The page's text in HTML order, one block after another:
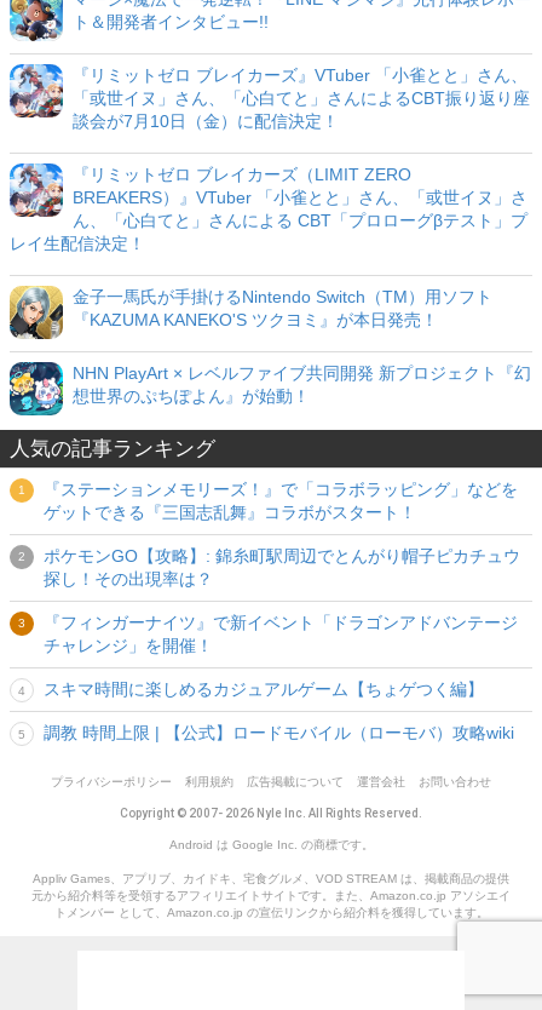
ト＆開発者インタビュー!!
『リミットゼロ ブレイカーズ』VTuber 「小雀とと」さん、
「或世イヌ」さん、「心白てと」さんによるCBT振り返り座
談会が7月10日（金）に配信決定！
『リミットゼロ ブレイカーズ（LIMIT ZERO
BREAKERS）』VTuber 「小雀とと」さん、「或世イヌ」さ
ん、「心白てと」さんによる CBT「プロローグβテスト」プ
レイ生配信決定！
金子一馬氏が手掛けるNintendo Switch（TM）用ソフト
『KAZUMA KANEKO'S ツクヨミ』が本日発売！
NHN PlayArt × レベルファイブ共同開発 新プロジェクト『幻
想世界のぷちぽよん』が始動！
人気の記事ランキング
『ステーションメモリーズ！』で「コラボラッピング」などを
ゲットできる『三国志乱舞』コラボがスタート！
ポケモンGO【攻略】: 錦糸町駅周辺でとんがり帽子ピカチュウ
探し！その出現率は？
『フィンガーナイツ』で新イベント「ドラゴンアドバンテージ
チャレンジ」を開催！
スキマ時間に楽しめるカジュアルゲーム【ちょゲつく編】
調教 時間上限 | 【公式】ロードモバイル（ローモバ）攻略wiki
プライバシーポリシー 利用規約 広告掲載について 運営会社 お問い合わせ
Copyright © 2007- 2026 Nyle Inc. All Rights Reserved.
Android は Google Inc. の商標です。
Appliv Games、アプリブ、カイドキ、宅食グルメ、VOD STREAM は、掲載商品の提供
元から紹介料等を受領するアフィリエイトサイトです。また、Amazon.co.jp アソシエイ
トメンバー として、Amazon.co.jp の宣伝リンクから紹介料を獲得しています。